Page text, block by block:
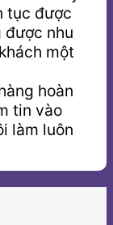
tục được
được nhu
một
hoàn
tin vào
làm luôn